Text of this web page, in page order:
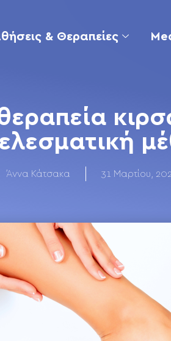
& Θεραπείες
Άννα Κάτσακα 31 Μαρτίου,